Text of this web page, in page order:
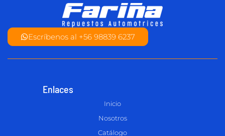
Escríbenos al +56 98839 6237
Enlaces
Inicio
Nosotros
Catálogo